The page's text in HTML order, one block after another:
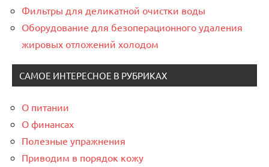
Фильтры для деликатной очистки воды
Оборудование для безоперационного удаления
жировых отложений холодом
САМОЕ ИНТЕРЕСНОЕ В РУБРИКАХ
О питании
О финансах
Полезные упражнения
Приводим в порядок кожу